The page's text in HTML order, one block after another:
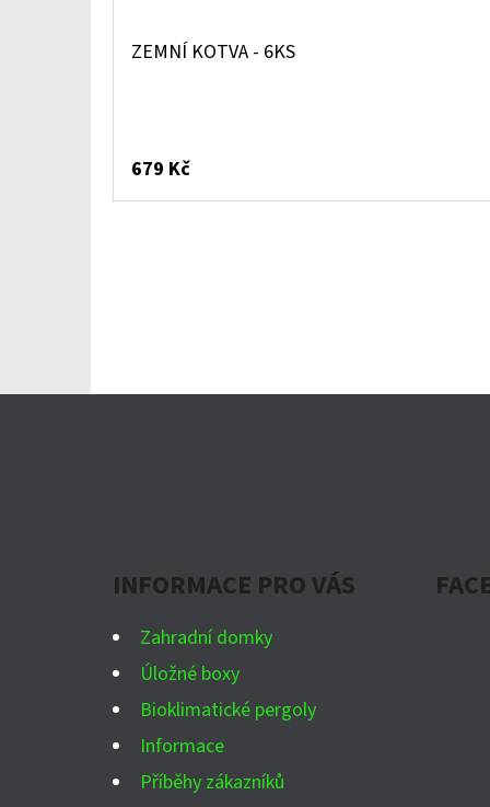
ZEMNÍ KOTVA - 6KS
679 Kč
INFORMACE PRO VÁS
Zahradní domky
Úložné boxy
Bioklimatické pergoly
Informace
Příběhy zákazníků